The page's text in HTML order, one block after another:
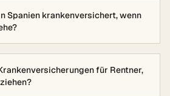
Spanien krankenversichert, wenn
für Rentner,